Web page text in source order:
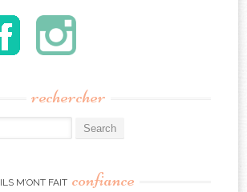
rechercher
ILS M’ONT FAIT confiance